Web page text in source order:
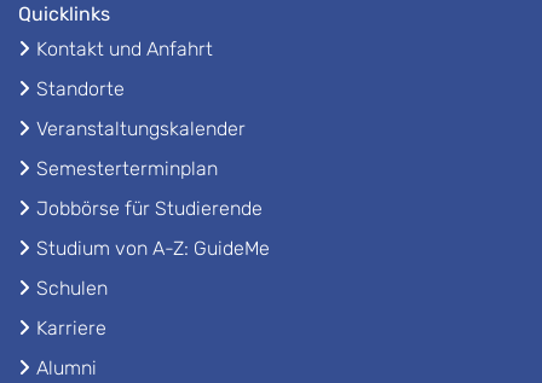
Quicklinks
Kontakt und Anfahrt
Standorte
Veranstaltungskalender
Semesterterminplan
Jobbörse für Studierende
Studium von A-Z: GuideMe
Schulen
Karriere
Alumni